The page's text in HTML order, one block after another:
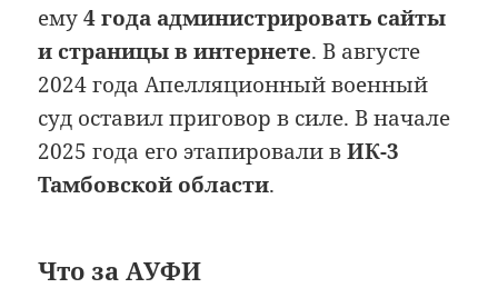
ему4 года администрировать сайты
и страницы в интернете. В августе
2024 года Апелляционный военный
суд оставил приговор в силе. В начале
2025 года его этапировали вИК-3
Тамбовской области.
Что за АУФИ